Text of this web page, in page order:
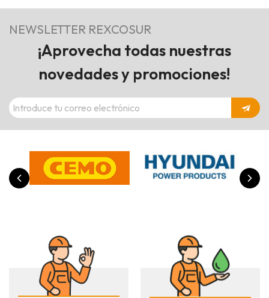
NEWSLETTER REXCOSUR
¡Aprovecha todas nuestras
novedades y promociones!